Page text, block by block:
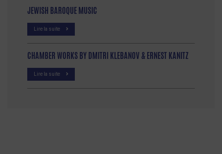
JEWISH BAROQUE MUSIC
Lire la suite
CHAMBER WORKS BY DMITRI KLEBANOV & ERNEST KANITZ
Lire la suite